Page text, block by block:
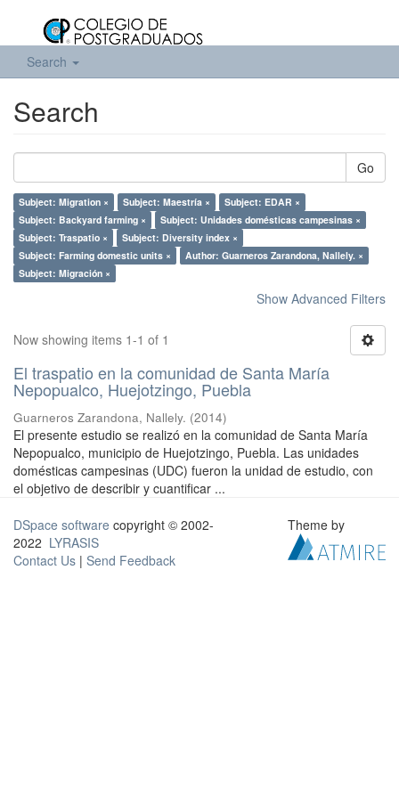
Search
Search
Go
Subject: Migration × Subject: Maestría ×
Subject: EDAR ×
Subject: Backyard farming ×
Subject: Unidades domésticas campesinas ×
Subject: Traspatio ×
Subject: Diversity index ×
Subject: Farming domestic units ×
Author: Guarneros Zarandona, Nallely. ×
Subject: Migración ×
Show Advanced Filters
Now showing items 1-1 of 1
El traspatio en la comunidad de Santa María
Nepopualco, Huejotzingo, Puebla
Guarneros Zarandona, Nallely. (2014)
El presente estudio se realizó en la comunidad de Santa María
Nepopualco, municipio de Huejotzingo, Puebla. Las unidades
domésticas campesinas (UDC) fueron la unidad de estudio, con
el objetivo de describir y cuantificar ...
DSpace software copyright © 2002-
2022 LYRASIS
Contact Us | Send Feedback
Theme by